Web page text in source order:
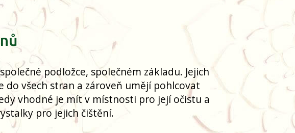
podložce, společném základu. Jejich
do všech stran a zároveň umějí pohlcovat
vhodné je mít v místnosti pro její očistu a
pro jejich čištění.